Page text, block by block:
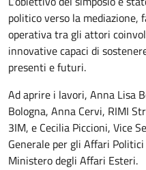
politico verso la mediazione,
operativa tra gli attori
innovative capaci di
presenti e futuri.
Ad aprire i lavori, Anna Lisa
Bologna, Anna Cervi, RIMI
3IM, e Cecilia Piccioni, Vice
Generale per gli Affari
Ministero degli Affari Esteri.